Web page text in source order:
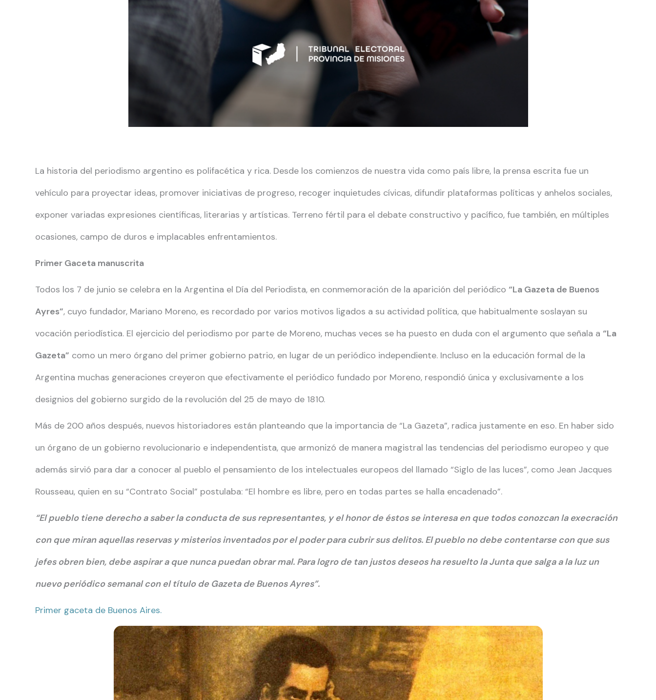
La historia del periodismo argentino es polifacética y rica. Desde los comienzos de nuestra vida como país libre, la prensa escrita fue un
vehículo para proyectar ideas, promover iniciativas de progreso, recoger inquietudes cívicas, difundir plataformas políticas y anhelos sociales,
exponer variadas expresiones científicas, literarias y artísticas. Terreno fértil para el debate constructivo y pacífico, fue también, en múltiples
ocasiones, campo de duros e implacables enfrentamientos.
Primer Gaceta manuscrita
Todos los 7 de junio se celebra en la Argentina el Día del Periodista, en conmemoración de la aparición del periódico “La Gazeta de Buenos
Ayres”, cuyo fundador, Mariano Moreno, es recordado por varios motivos ligados a su actividad política, que habitualmente soslayan su
vocación periodística. El ejercicio del periodismo por parte de Moreno, muchas veces se ha puesto en duda con el argumento que señala a “La
Gazeta” como un mero órgano del primer gobierno patrio, en lugar de un periódico independiente. Incluso en la educación formal de la
Argentina muchas generaciones creyeron que efectivamente el periódico fundado por Moreno, respondió única y exclusivamente a los
designios del gobierno surgido de la revolución del 25 de mayo de 1810.
Más de 200 años después, nuevos historiadores están planteando que la importancia de “La Gazeta”, radica justamente en eso. En haber sido
un órgano de un gobierno revolucionario e independentista, que armonizó de manera magistral las tendencias del periodismo europeo y que
además sirvió para dar a conocer al pueblo el pensamiento de los intelectuales europeos del llamado “Siglo de las luces”, como Jean Jacques
Rousseau, quien en su “Contrato Social” postulaba: “El hombre es libre, pero en todas partes se halla encadenado”.
“El pueblo tiene derecho a saber la conducta de sus representantes, y el honor de éstos se interesa en que todos conozcan la execración
con que miran aquellas reservas y misterios inventados por el poder para cubrir sus delitos. El pueblo no debe contentarse con que sus
jefes obren bien, debe aspirar a que nunca puedan obrar mal. Para logro de tan justos deseos ha resuelto la Junta que salga a la luz un
nuevo periódico semanal con el título de Gazeta de Buenos Ayres”.
Primer gaceta de Buenos Aires.